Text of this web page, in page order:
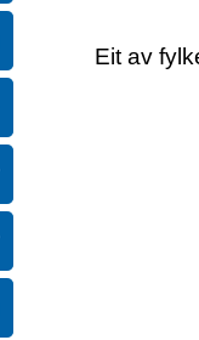
Eit av